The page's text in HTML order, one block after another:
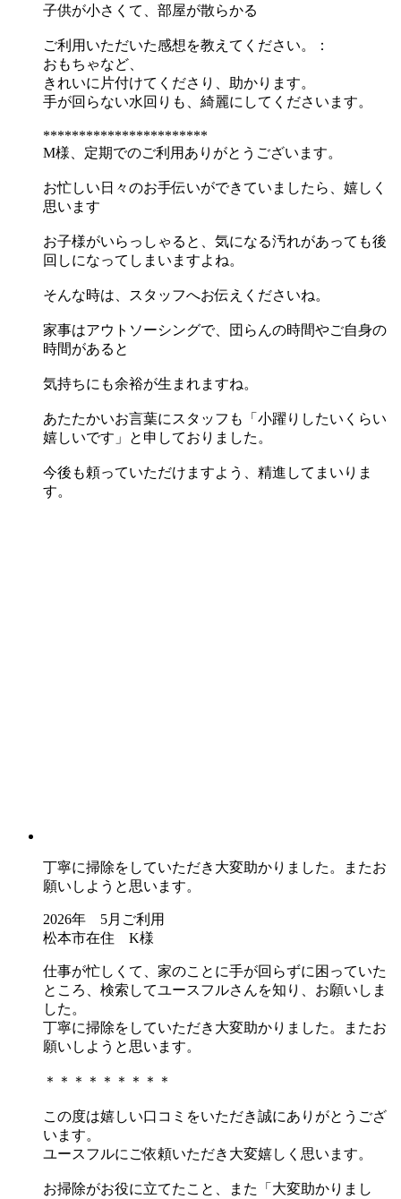
子供が小さくて、部屋が散らかる
ご利用いただいた感想を教えてください。：
おもちゃなど、
きれいに片付けてくださり、助かります。
手が回らない水回りも、綺麗にしてくださいます。
***********************
M様、定期でのご利用ありがとうございます。
お忙しい日々のお手伝いができていましたら、嬉しく
思います
お子様がいらっしゃると、気になる汚れがあっても後
回しになってしまいますよね。
そんな時は、スタッフへお伝えくださいね。
家事はアウトソーシングで、団らんの時間やご自身の
時間があると
気持ちにも余裕が生まれますね。
あたたかいお言葉にスタッフも「小躍りしたいくらい
嬉しいです」と申しておりました。
今後も頼っていただけますよう、精進してまいりま
す。
丁寧に掃除をしていただき大変助かりました。またお
願いしようと思います。
2026年 5月ご利用
松本市在住 K様
仕事が忙しくて、家のことに手が回らずに困っていた
ところ、検索してユースフルさんを知り、お願いしま
した。
丁寧に掃除をしていただき大変助かりました。またお
願いしようと思います。
＊＊＊＊＊＊＊＊＊
この度は嬉しい口コミをいただき誠にありがとうござ
います。
ユースフルにご依頼いただき大変嬉しく思います。
お掃除がお役に立てたこと、また「大変助かりまし